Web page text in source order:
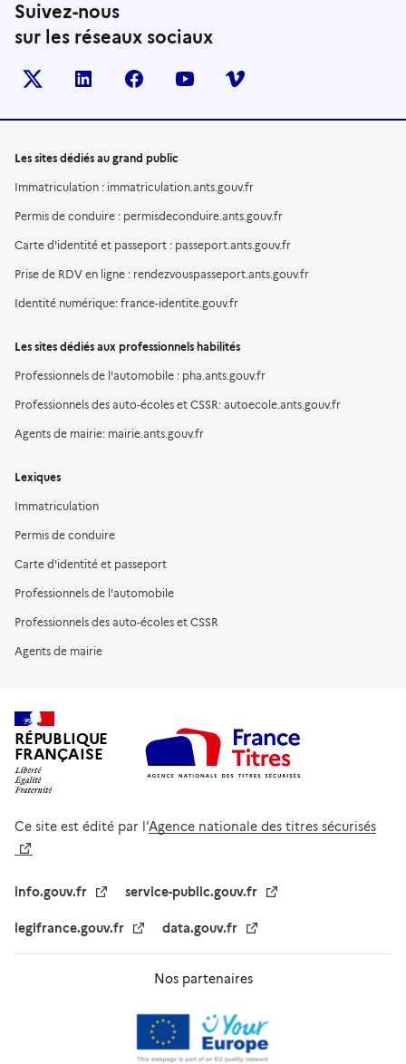
Suivez-nous
sur les réseaux sociaux
X (anciennement TWITTER)
LINKEDINFACEBOOKYOUTUBEVIMEO
Les sites dédiés au grand public
Immatriculation : immatriculation.ants.gouv.fr
Permis de conduire : permisdeconduire.ants.gouv.fr
Carte d'identité et passeport : passeport.ants.gouv.fr
Prise de RDV en ligne : rendezvouspasseport.ants.gouv.fr
Identité numérique: france-identite.gouv.fr
Les sites dédiés aux professionnels habilités
Professionnels de l'automobile : pha.ants.gouv.fr
Professionnels des auto-écoles et CSSR: autoecole.ants.gouv.fr
Agents de mairie: mairie.ants.gouv.fr
Lexiques
Immatriculation
Permis de conduire
Carte d'identité et passeport
Professionnels de l'automobile
Professionnels des auto-écoles et CSSR
Agents de mairie
RÉPUBLIQUE
FRANÇAISE
Ce site est édité par l’Agence nationale des titres sécurisés
info.gouv.fr service-public.gouv.fr
legifrance.gouv.fr data.gouv.fr
Nos partenaires